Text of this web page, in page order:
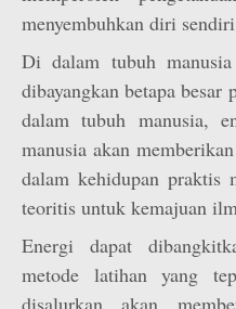
menyembuhkan diri
Di dalam tubuh
dibayangkan betapa besar
dalam tubuh manusia,
manusia akan
dalam kehidupan praktis
teoritis untuk kemajuan
Energi dapat
metode latihan yang
disalurkan akan